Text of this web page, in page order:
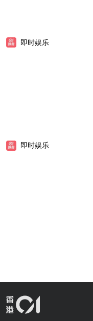
即时娱乐
即时娱乐